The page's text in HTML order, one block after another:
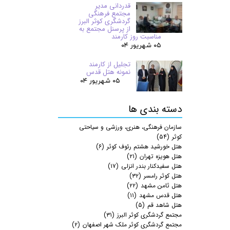
قدردانی مدیر
مجتمع فرهنگی
گردشگری کوثر البرز
از پرسنل مجتمع به
مناسبت روز کارمند
۰۵ شهریور ۰۴
تجلیل از کارمند
نمونه هتل قدس
۰۵ شهریور ۰۴
دسته بندی ها
سازمان فرهنگی، هنری، ورزشی و سیاحتی
کوثر (۵۴)
هتل خورشید هشتم رئوف کوثر (۶)
هتل هویزه تهران (۲۱)
هتل سفیدکنار بندر انزلی (۱۷)
هتل کوثر رامسر (۳۲)
هتل ثامن مشهد (۲۲)
هتل قدس مشهد (۱۱)
هتل شاهد قم (۵)
مجتمع گردشگری کوثر البرز (۳۱)
مجتمع گردشگری کوثر ملک شهر اصفهان (۲)